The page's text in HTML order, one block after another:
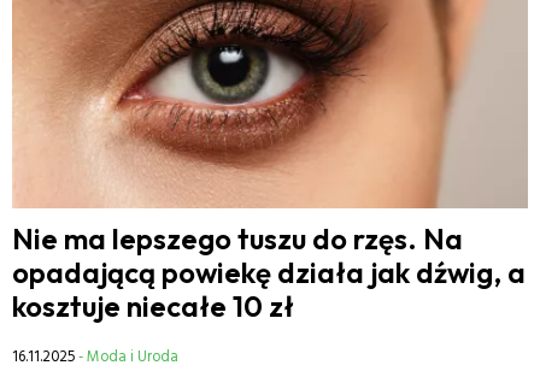
Nie ma lepszego tuszu do rzęs. Na
opadającą powiekę działa jak dźwig, a
kosztuje niecałe 10 zł
16.11.2025- Moda i Uroda